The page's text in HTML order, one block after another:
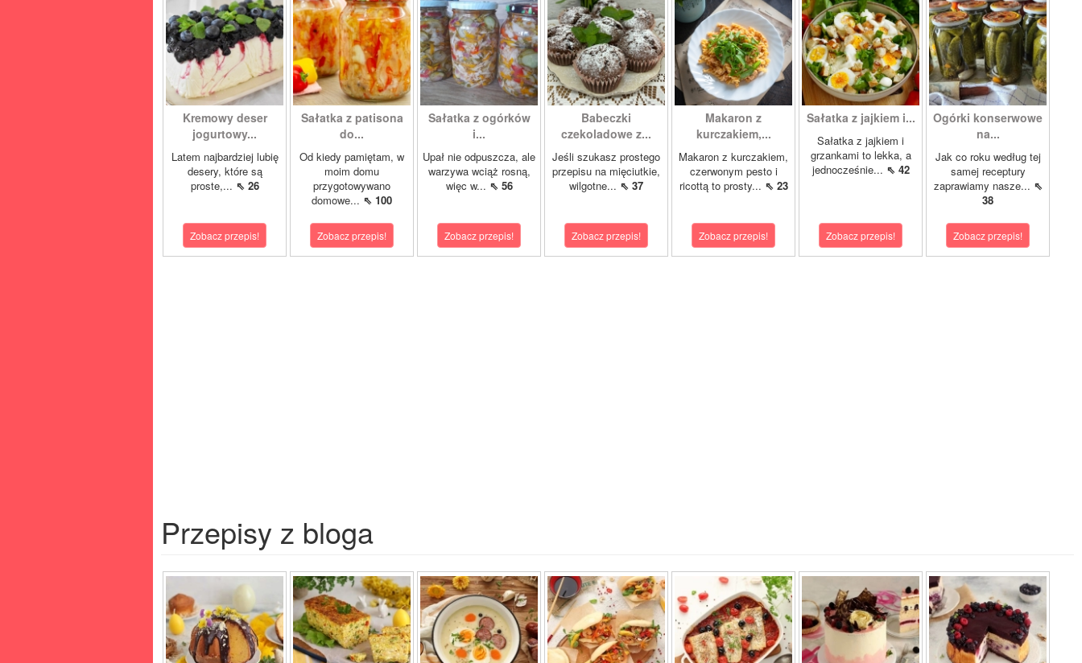
Kremowy deser
jogurtowy...
Latem najbardziej lubię
desery, które są
proste,... ⇖ 26
Zobacz przepis!
Sałatka z patisona
do...
Od kiedy pamiętam, w
moim domu
przygotowywano
domowe... ⇖ 100
Zobacz przepis!
Sałatka z ogórków
i...
Upał nie odpuszcza, ale
warzywa wciąż rosną,
więc w... ⇖ 56
Zobacz przepis!
Babeczki
czekoladowe z...
Jeśli szukasz prostego
przepisu na mięciutkie,
wilgotne... ⇖ 37
Zobacz przepis!
Makaron z
kurczakiem,...
Makaron z kurczakiem,
czerwonym pesto i
ricottą to prosty... ⇖ 23
Zobacz przepis!
Sałatka z jajkiem i...
Sałatka z jajkiem i
grzankami to lekka, a
jednocześnie... ⇖ 42
Zobacz przepis!
Ogórki konserwowe
na...
Jak co roku według tej
samej receptury
zaprawiamy nasze... ⇖
38
Zobacz przepis!
Przepisy z bloga